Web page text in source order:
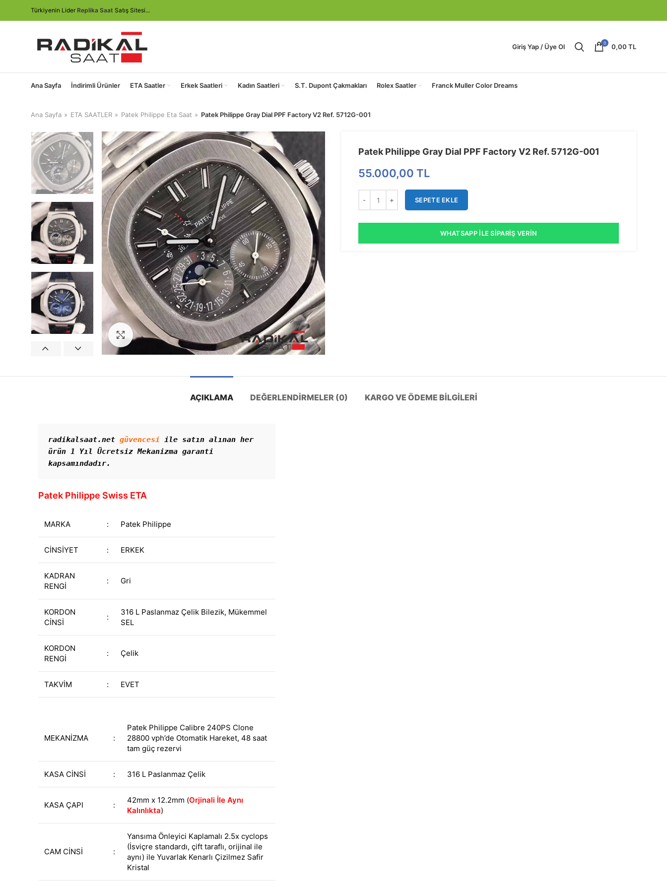
Türkiyenin Lider Replika Saat Satış Sitesi...
Giriş Yap / Üye Ol 0 0,00 TL
Ana Sayfa İndirimli Ürünler ETA Saatler Erkek Saatleri Kadın Saatleri S.T. Dupont Çakmakları Rolex Saatler Franck Muller Color Dreams
Ana Sayfa ETA SAATLER Patek Philippe Eta Saat Patek Philippe Gray Dial PPF Factory V2 Ref. 5712G-001
Görseli Büyütün
Patek Philippe Gray Dial PPF Factory V2 Ref. 5712G-001
55.000,00 TL
SEPETE EKLE
WHATSAPP İLE SIPARIŞ VERIN
AÇIKLAMA DEĞERLENDIRMELER (0) KARGO VE ÖDEME BILGILERI
radikalsaat.net güvencesi ile satın alınan her
ürün 1 Yıl Ücretsiz Mekanizma garanti
kapsamındadır.
Patek Philippe Swiss ETA
MARKA : Patek Philippe
CİNSİYET : ERKEK
KADRAN
RENGİ
: Gri
KORDON
CİNSİ
:
316 L Paslanmaz Çelik Bilezik, Mükemmel
SEL
KORDON
RENGİ
: Çelik
TAKVİM : EVET
MEKANİZMA :
Patek Philippe Calibre 240PS Clone
28800 vph’de Otomatik Hareket, 48 saat
tam güç rezervi
KASA CİNSİ : 316 L Paslanmaz Çelik
KASA ÇAPI :
42mm x 12.2mm (Orjinali İle Aynı
Kalınlıkta)
CAM CİNSİ :
Yansıma Önleyici Kaplamalı 2.5x cyclops
(İsviçre standardı, çift taraflı, orijinal ile
aynı) ile Yuvarlak Kenarlı Çizilmez Safir
Kristal